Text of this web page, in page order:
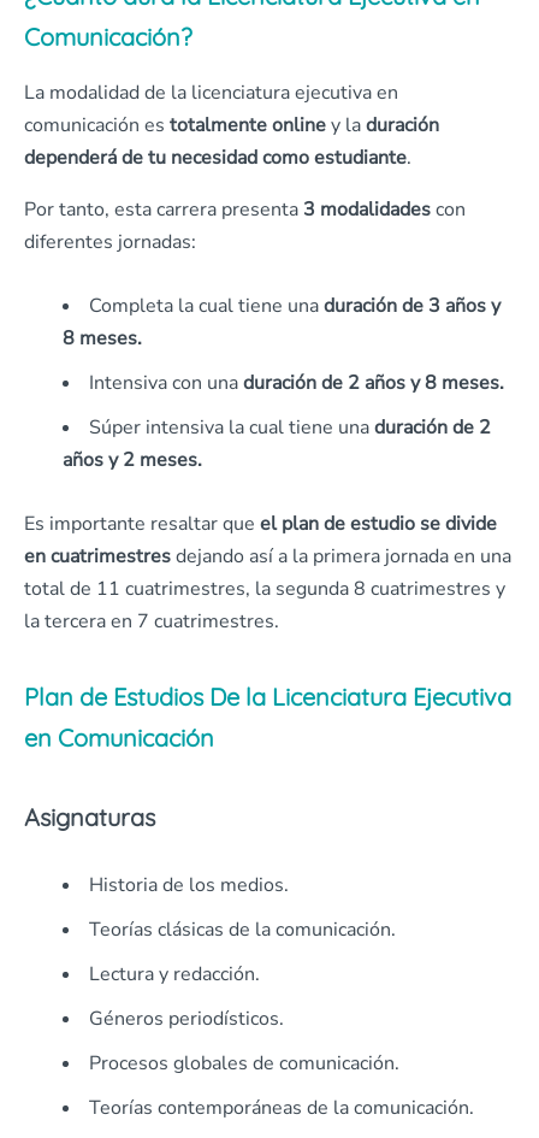
Comunicación?
La modalidad de la licenciatura ejecutiva en
comunicación es totalmente onliney laduración
dependerá de tu necesidad como estudiante.
Por tanto, esta carrera presenta 3 modalidadescon
diferentes jornadas:
Completa la cual tiene unaduración de 3 años y
8 meses.
Intensiva con unaduración de 2 años y 8 meses.
Súper intensiva la cual tiene unaduración de 2
años y 2 meses.
Es importante resaltar que el plan de estudio se divide
en cuatrimestresdejando así a la primera jornada en una
total de 11 cuatrimestres, la segunda 8 cuatrimestres y
la tercera en 7 cuatrimestres.
Plan de Estudios De la Licenciatura Ejecutiva
en Comunicación
Asignaturas
Historia de los medios.
Teorías clásicas de la comunicación.
Lectura y redacción.
Géneros periodísticos.
Procesos globales de comunicación.
Teorías contemporáneas de la comunicación.